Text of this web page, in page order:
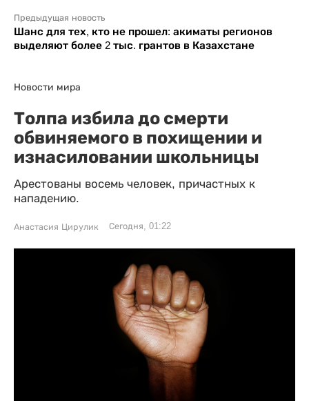
Предыдущая новость
Шанс для тех, кто не прошел: акиматы регионов
выделяют более 2 тыс. грантов в Казахстане
Новости мира
Толпа избила до смерти
обвиняемого в похищении и
изнасиловании школьницы
Арестованы восемь человек, причастных к
нападению.
Анастасия Цирулик Сегодня, 01:22